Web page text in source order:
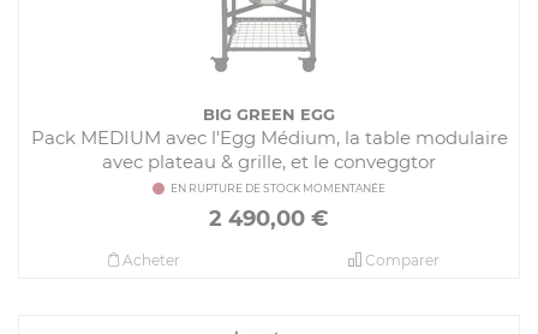
BIG GREEN EGG
Pack MEDIUM avec l'Egg Médium, la table modulaire
avec plateau & grille, et le conveggtor
EN RUPTURE DE STOCK MOMENTANÉE
2 490,00 €
Comparer
Acheter